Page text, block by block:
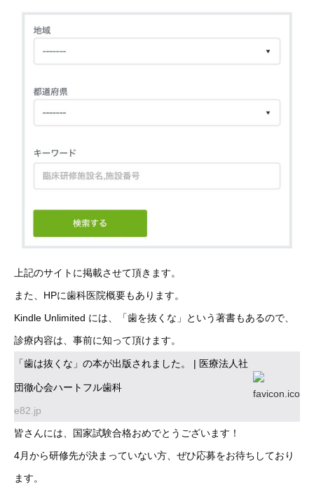
上記のサイトに掲載させて頂きます。
また、HPに歯科医院概要もあります。
Kindle Unlimited には、「歯を抜くな」という著書もあるので、
診療内容は、事前に知って頂けます。
「歯は抜くな」の本が出版されました。 | 医療法人社
団徹心会ハートフル歯科
e82.jp
皆さんには、国家試験合格おめでとうございます！
4月から研修先が決まっていない方、ぜひ応募をお待ちしており
ます。